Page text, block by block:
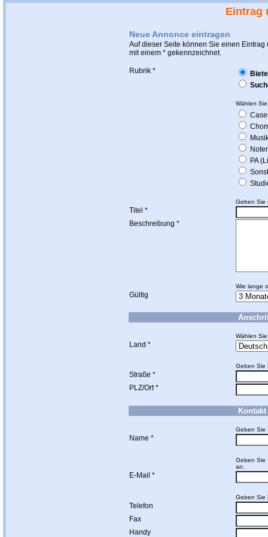
Eintrag
Neue Annonce eintragen
Auf dieser Seite können Sie einen
mit einem * gekennzeichnet.
Rubrik *
Biete
Wählen
PA
Geben Sie
Titel *
Beschreibung *
Wie lange
Gültig
Wählen
Land *
Geben Sie
Straße *
PLZ/Ort *
Geben Sie
Name *
Geben Sie
an.
E-Mail *
Geben Sie
Telefon
Fax
Handy